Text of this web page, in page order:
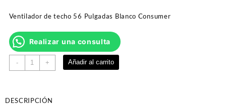
Ventilador de techo 56 Pulgadas Blanco Consumer
Realizar una consulta
-
Ventilador
de
Pulgadas
+ Añadir al carrito
DESCRIPCIÓN